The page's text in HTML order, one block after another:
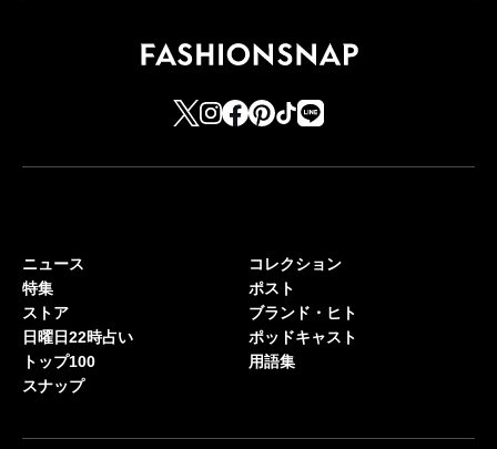
ニュース
特集
ストア
日曜日22時占い
トップ100
スナップ
コレクション
ポスト
ブランド・ヒト
ポッドキャスト
用語集